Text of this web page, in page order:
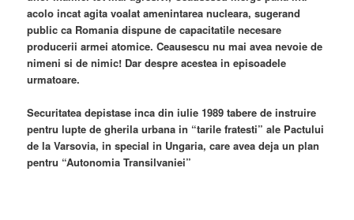
acolo incat agita voalat amenintarea nucleara, sugerand
public ca Romania dispune de capacitatile necesare
producerii armei atomice. Ceausescu nu mai avea nevoie de
nimeni si de nimic! Dar despre acestea in episoadele
urmatoare.
Securitatea depistase inca din iulie 1989 tabere de instruire
pentru lupte de gherila urbana in “tarile fratesti” ale Pactului
de la Varsovia, in special in Ungaria, care avea deja un plan
pentru “Autonomia Transilvaniei”